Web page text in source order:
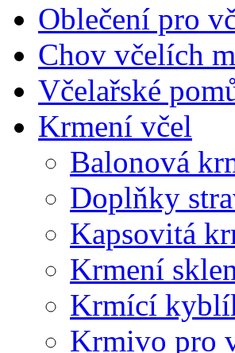
Oblečení pro
Chov včelích
Včelařské
Krmení včel
Balonová
Doplňky
Kapsovitá
Krmení
Krmící
Krmivo pro